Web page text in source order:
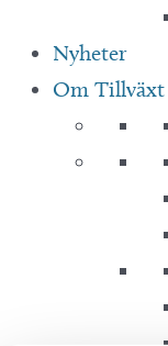
Nyheter
Om